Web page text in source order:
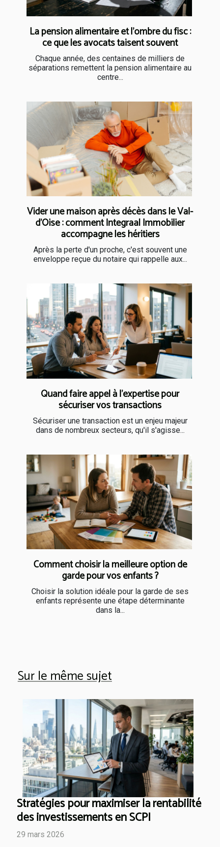
La pension alimentaire et l’ombre du fisc :
ce que les avocats taisent souvent
Chaque année, des centaines de milliers de
séparations remettent la pension alimentaire au
centre...
Vider une maison après décès dans le Val-
d'Oise : comment Integraal Immobilier
accompagne les héritiers
Après la perte d'un proche, c'est souvent une
enveloppe reçue du notaire qui rappelle aux...
Quand faire appel à l’expertise pour
sécuriser vos transactions
Sécuriser une transaction est un enjeu majeur
dans de nombreux secteurs, qu'il s'agisse...
Comment choisir la meilleure option de
garde pour vos enfants ?
Choisir la solution idéale pour la garde de ses
enfants représente une étape déterminante
dans la...
Sur le même sujet
Stratégies pour maximiser la rentabilité
des investissements en SCPI
29 mars 2026